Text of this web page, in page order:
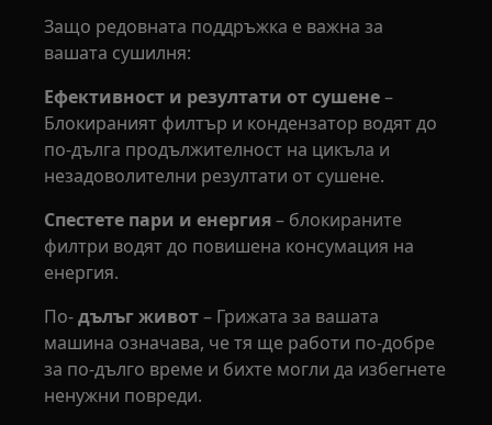
Защо редовната поддръжка е важна за
вашата сушилня:
Ефективност и резултати от сушене–
Блокираният филтър и кондензатор водят до
по-дълга продължителност на цикъла и
незадоволителни резултати от сушене.
Спестете пари и енергия– блокираните
филтри водят до повишена консумация на
енергия.
По-дълъг живот– Грижата за вашата
машина означава, че тя ще работи по-добре
за по-дълго време и бихте могли да избегнете
ненужни повреди.